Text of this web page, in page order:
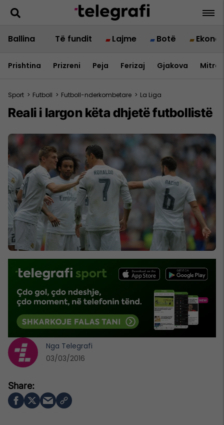
Ballina Të fundit Lajme Botë
Prishtina Prizreni Peja Ferizaj Gjakova
Sport > Futboll > Futboll-nderkombetare > La Liga
Reali i largon këta dhjetë futbollistë
Nga Telegrafi
03/03/2016